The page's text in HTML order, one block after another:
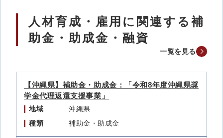
人材育成・雇用に関連する補
助金・助成金・融資
一覧を見る
【沖縄県】補助金・助成金：「令和8年度沖縄県奨
学金代理返還支援事業」
地域
沖縄県
種類
補助金・助成金